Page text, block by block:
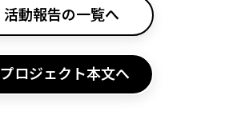
活動報告の一覧へ
プロジェクト本文へ